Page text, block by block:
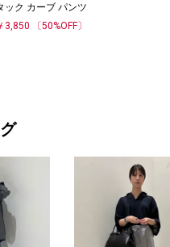
ック カーブ パンツ
3,850
〔50%OFF〕